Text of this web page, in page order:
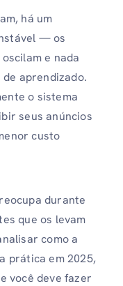
há um
— os
e nada
aprendizado.
o sistema
seus anúncios
custo
durante
que os levam
como a
prática em 2025,
você deve fazer